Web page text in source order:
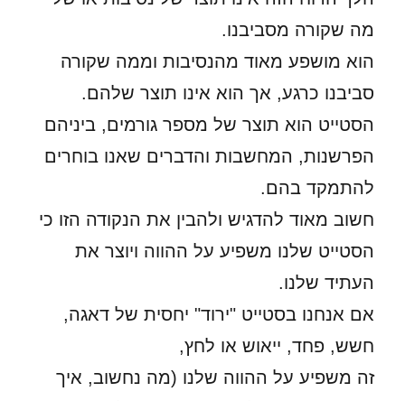
מה שקורה מסביבנו.
הוא מושפע מאוד מהנסיבות וממה שקורה
סביבנו כרגע, אך הוא אינו תוצר שלהם.
הסטייט הוא תוצר של מספר גורמים, ביניהם
הפרשנות, המחשבות והדברים שאנו בוחרים
להתמקד בהם.
חשוב מאוד להדגיש ולהבין את הנקודה הזו כי
הסטייט שלנו משפיע על ההווה ויוצר את
העתיד שלנו.
אם אנחנו בסטייט "ירוד" יחסית של דאגה,
חשש, פחד, ייאוש או לחץ,
זה משפיע על ההווה שלנו (מה נחשוב, איך